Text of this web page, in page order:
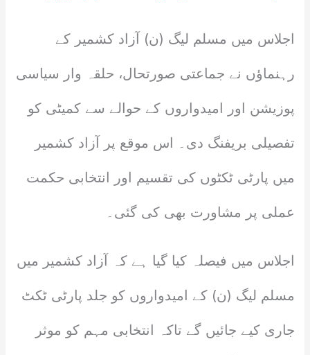
اجلاس میں مسلم لیگ (ن) آزاد کشمیر کے
رہنماؤں نے جماعتی صورتحال، حلقہ وار سیاسی
پوزیشن اور امیدواروں کے حوالے سے کمیٹی کو
تفصیلی بریفنگ دی۔ اس موقع پر آزاد کشمیر
میں پارٹی ٹکٹوں کی تقسیم اور انتخابی حکمت
عملی پر مشاورت بھی کی گئی۔
اجلاس میں فیصلہ کیا گیا ہے کہ آزاد کشمیر میں
مسلم لیگ (ن) کے امیدواروں کو جلد پارٹی ٹکٹ
جاری کیے جائیں گے تاکہ انتخابی مہم کو موثر